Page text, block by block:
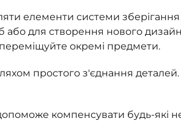
елементи системи зберігання
або для створення нового
окремі предмети.
простого з'єднання деталей.
компенсувати будь-які